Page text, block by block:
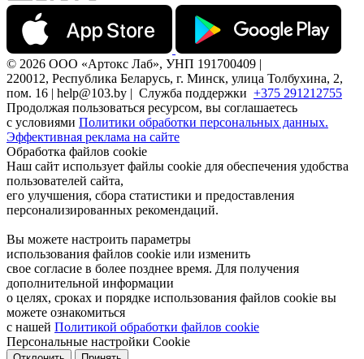
© 2026 ООО «Артокс Лаб», УНП 191700409 |
220012, Республика Беларусь, г. Минск, улица Толбухина, 2,
пом. 16 | help@103.by | Служба поддержки +375 291212755
Продолжая пользоваться ресурсом, вы соглашаетесь
с условиями Политики обработки персональных данных.
Эффективная реклама на сайте
Обработка файлов cookie
Наш сайт использует файлы cookie для обеспечения удобства
пользователей сайта,
его улучшения, сбора статистики и предоставления
персонализированных рекомендаций.
Вы можете настроить параметры
использования файлов cookie или изменить
свое согласие в более позднее время. Для получения
дополнительной информации
о целях, сроках и порядке использования файлов cookie вы
можете ознакомиться
с нашей Политикой обработки файлов cookie
Персональные настройки Cookie